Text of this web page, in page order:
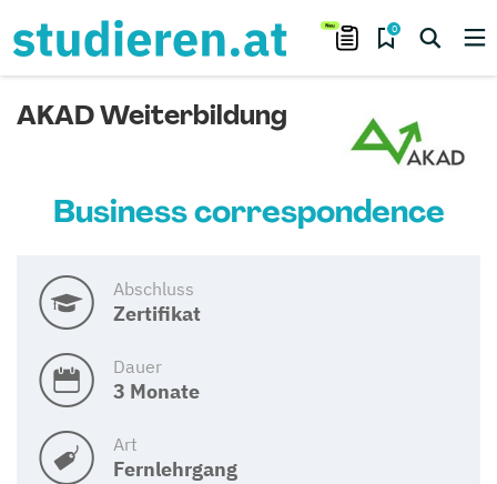
0
AKAD Weiterbildung
Business correspondence
Abschluss
Zertifikat
Dauer
3 Monate
Art
Fernlehrgang